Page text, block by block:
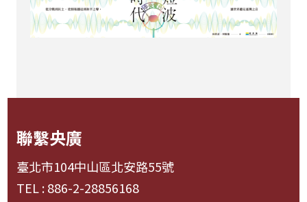
聯繫央廣
臺北市104中山區北安路55號
TEL : 886-2-28856168